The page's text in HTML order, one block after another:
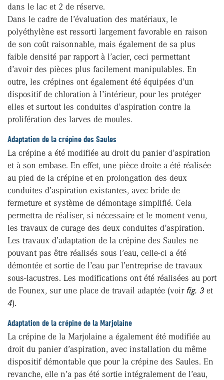
dans le lac et 2 de réserve.
Dans le cadre de l’évaluation des matériaux, le
polyéthylène est ressorti largement favorable en raison
de son coût raisonnable, mais également de sa plus
faible densité par rapport à l’acier, ceci permettant
d’avoir des pièces plus facilement manipulables. En
outre, les crépines ont également été équipées d’un
dispositif de chloration à l’intérieur, pour les protéger
elles et surtout les conduites d’aspiration contre la
prolifération des larves de moules.
Adaptation de la crépine des Saules
La crépine a été modifiée au droit du panier d’aspiration
et à son embase. En effet, une pièce droite a été réalisée
au pied de la crépine et en prolongation des deux
conduites d’aspiration existantes, avec bride de
fermeture et système de démontage simplifié. Cela
permettra de réaliser, si nécessaire et le moment venu,
les travaux de curage des deux conduites d’aspiration.
Les travaux d’adaptation de la crépine des Saules ne
pouvant pas être réalisés sous l’eau, celle-ci a été
démontée et sortie de l’eau par l’entreprise de travaux
sous-lacustres. Les modifications ont été réalisées au port
de Founex, sur une place de travail adaptée (voir fig. 3 et
4).
Adaptation de la crépine de la Marjolaine
La crépine de la Marjolaine a également été modifiée au
droit du panier d’aspiration, avec installation du même
dispositif démontable que pour la crépine des Saules. En
revanche, elle n’a pas été sortie intégralement de l’eau,